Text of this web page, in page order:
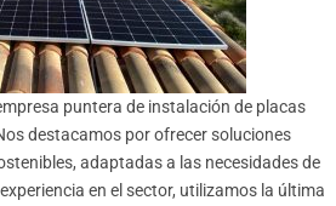
puntera de instalación de placas
destacamos por ofrecer soluciones
adaptadas a las necesidades de
en el sector, utilizamos la última